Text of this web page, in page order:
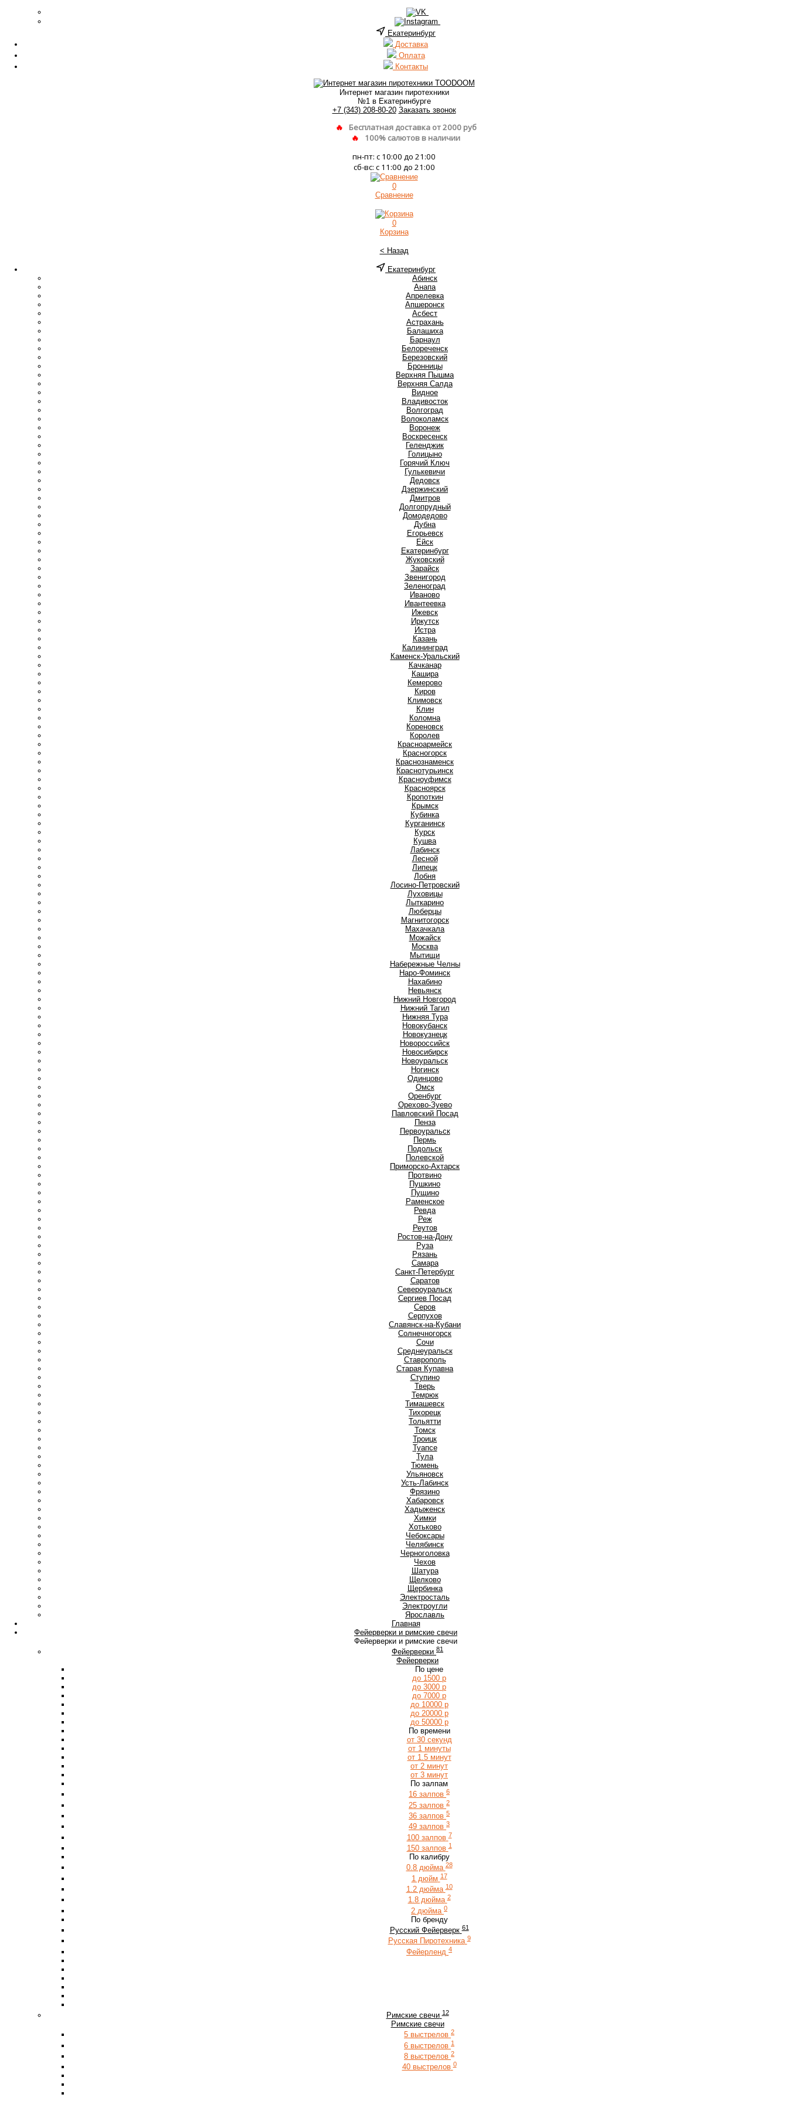
Екатеринбург
Доставка
Оплата
Контакты
Интернет магазин пиротехники
№1 в Екатеринбурге
+7 (343) 208-80-20 Заказать звонок
Бесплатная доставка от 2000 руб
100% салютов в наличии
пн-пт: с 10:00 до 21:00
сб-вс: с 11:00 до 21:00
0
Сравнение
0
Корзина
< Назад
Екатеринбург
Абинск
Анапа
Апрелевка
Апшеронск
Асбест
Астрахань
Балашиха
Барнаул
Белореченск
Березовский
Бронницы
Верхняя Пышма
Верхняя Салда
Видное
Владивосток
Волгоград
Волоколамск
Воронеж
Воскресенск
Геленджик
Голицыно
Горячий Ключ
Гулькевичи
Дедовск
Дзержинский
Дмитров
Долгопрудный
Домодедово
Дубна
Егорьевск
Ейск
Екатеринбург
Жуковский
Зарайск
Звенигород
Зеленоград
Иваново
Ивантеевка
Ижевск
Иркутск
Истра
Казань
Калининград
Каменск-Уральский
Качканар
Кашира
Кемерово
Киров
Климовск
Клин
Коломна
Кореновск
Королев
Красноармейск
Красногорск
Краснознаменск
Краснотурьинск
Красноуфимск
Красноярск
Кропоткин
Крымск
Кубинка
Курганинск
Курск
Кушва
Лабинск
Лесной
Липецк
Лобня
Лосино-Петровский
Луховицы
Лыткарино
Люберцы
Магнитогорск
Махачкала
Можайск
Москва
Мытищи
Набережные Челны
Наро-Фоминск
Нахабино
Невьянск
Нижний Новгород
Нижний Тагил
Нижняя Тура
Новокубанск
Новокузнецк
Новороссийск
Новосибирск
Новоуральск
Ногинск
Одинцово
Омск
Оренбург
Орехово-Зуево
Павловский Посад
Пенза
Первоуральск
Пермь
Подольск
Полевской
Приморско-Ахтарск
Протвино
Пушкино
Пущино
Раменское
Ревда
Реж
Реутов
Ростов-на-Дону
Руза
Рязань
Самара
Санкт-Петербург
Саратов
Североуральск
Сергиев Посад
Серов
Серпухов
Славянск-на-Кубани
Солнечногорск
Сочи
Среднеуральск
Ставрополь
Старая Купавна
Ступино
Тверь
Темрюк
Тимашевск
Тихорецк
Тольятти
Томск
Троицк
Туапсе
Тула
Тюмень
Ульяновск
Усть-Лабинск
Фрязино
Хабаровск
Хадыженск
Химки
Хотьково
Чебоксары
Челябинск
Черноголовка
Чехов
Шатура
Щелково
Щербинка
Электросталь
Электроугли
Ярославль
Главная
Фейерверки и римские свечи
Фейерверки и римские свечи
Фейерверки 81
Фейерверки
По цене
до 1500 р
до 3000 р
до 7000 р
до 10000 р
до 20000 р
до 50000 р
По времени
от 30 секунд
от 1 минуты
от 1.5 минут
от 2 минут
от 3 минут
По залпам
16 залпов 6
25 залпов 2
36 залпов 5
49 залпов 3
100 залпов 7
150 залпов 1
По калибру
0.8 дюйма 28
1 дюйм 17
1.2 дюйма 10
1.8 дюйма 2
2 дюйма 0
По бренду
Русский Фейерверк 61
Русская Пиротехника 9
Фейерленд 4
Римские свечи 12
Римские свечи
5 выстрелов 2
6 выстрелов 1
8 выстрелов 2
40 выстрелов 0